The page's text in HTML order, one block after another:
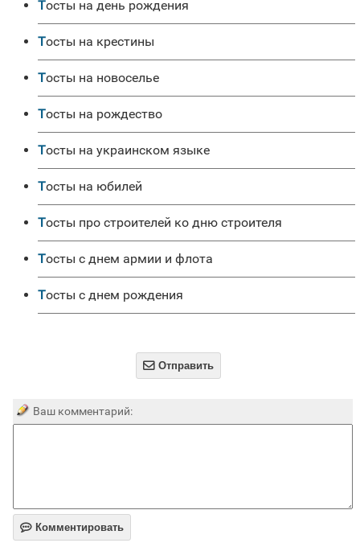
Тосты на день рождения
Тосты на крестины
Тосты на новоселье
Тосты на рождество
Тосты на украинском языке
Тосты на юбилей
Тосты про строителей ко дню строителя
Тосты с днем армии и флота
Тосты с днем рождения
 Отправить
Ваш комментарий:
 Комментировать